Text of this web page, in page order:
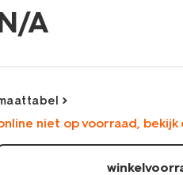
katoen-
koraalroze-
19691129CORALPINK.html
A
niet op voorraad, bekijk